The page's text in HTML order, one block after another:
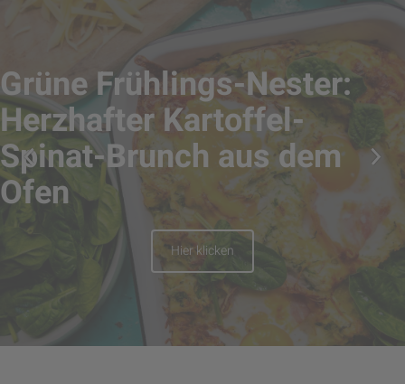
Grüne Frühlings-Nester:
Herzhafter Kartoffel-
Spinat-Brunch aus dem
Ofen
Hier klicken